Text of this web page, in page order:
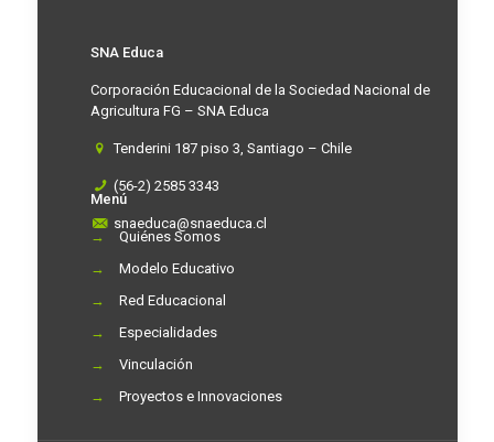
SNA Educa
Corporación Educacional de la Sociedad Nacional de
Agricultura FG – SNA Educa
Tenderini 187 piso 3, Santiago – Chile
(56-2) 2585 3343
snaeduca@snaeduca.cl
Menú
→
Quiénes Somos
→
Modelo Educativo
→
Red Educacional
→
Especialidades
→
Vinculación
→
Proyectos e Innovaciones